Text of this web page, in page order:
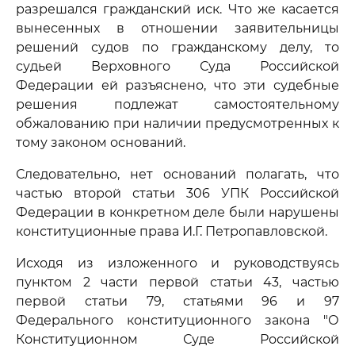
разрешался гражданский иск. Что же касается
вынесенных в отношении заявительницы
решений судов по гражданскому делу, то
судьей Верховного Суда Российской
Федерации ей разъяснено, что эти судебные
решения подлежат самостоятельному
обжалованию при наличии предусмотренных к
тому законом оснований.
Следовательно, нет оснований полагать, что
частью второй статьи 306 УПК Российской
Федерации в конкретном деле были нарушены
конституционные права И.Г. Петропавловской.
Исходя из изложенного и руководствуясь
пунктом 2 части первой статьи 43, частью
первой статьи 79, статьями 96 и 97
Федерального конституционного закона "О
Конституционном Суде Российской